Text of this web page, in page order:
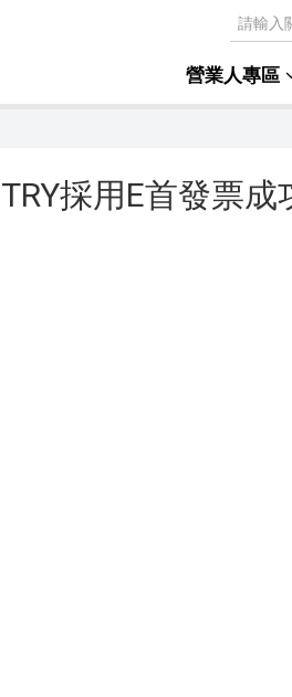
營業人專區
採用E首發票